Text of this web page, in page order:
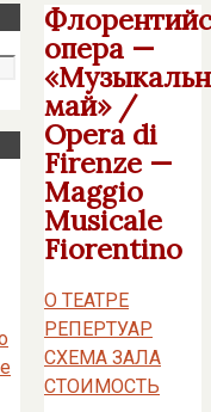
опера —
май» /
Opera di
Firenze —
Maggio
Musicale
Fiorentino
О ТЕАТРЕ
РЕПЕРТУАР
СХЕМА ЗАЛА
СТОИМОСТЬ